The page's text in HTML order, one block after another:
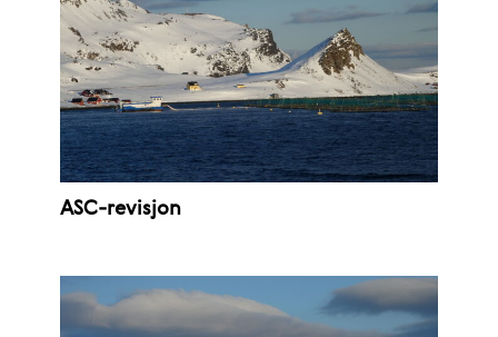
ASC-revisjon